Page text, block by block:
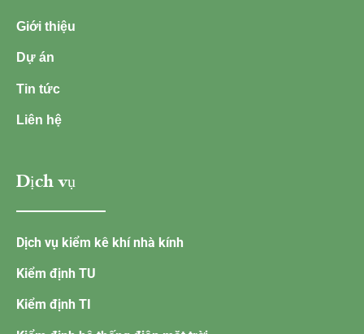
Giới thiệu
Dự án
Tin tức
Liên hệ
Dịch vụ
Dịch vụ kiểm kê khí nhà kính
Kiểm định TU
Kiểm định TI